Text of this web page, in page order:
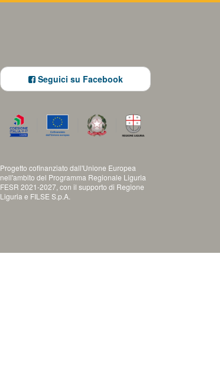
Seguici su Facebook
Progetto cofinanziato dall'Unione Europea
nell'ambito del Programma Regionale Liguria
FESR 2021-2027, con il supporto di Regione
Liguria e FILSE S.p.A.